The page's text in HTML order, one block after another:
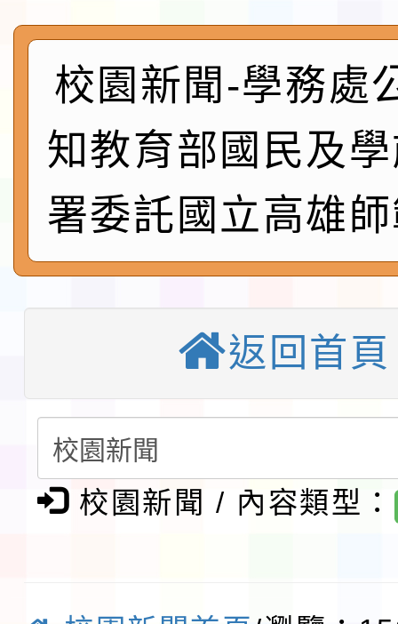
及師生本土語及新住民
實施要點各1份
115年食農教育專業人
程
函轉國家通訊傳播委員
鎮韌性（防空）演習－
速演練執行計畫」
「115年金融知識線上
法」
第3次招考代課鐘點教
告(不再辦理後續甄選)
檢送「桃園市115學年
賽實施要點」1份
程安排一案
「桃園市補助參觀特色
展演活動實施計畫」
請一案
教育部校安中心白海豚
報
淨零綠領人才培育課程
檢送桃園市115學年度
函轉國家通訊傳播委員
校園新聞-學務處
知教育部國民及
署委託國立高雄
返回首頁
校園新聞 / 內容類型：